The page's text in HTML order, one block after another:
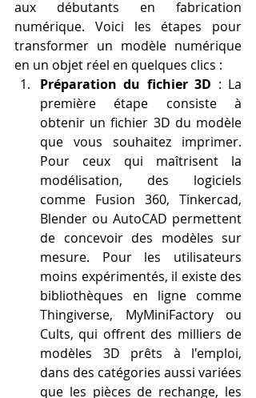
aux débutants en fabrication
numérique. Voici les étapes pour
transformer un modèle numérique
en un objet réel en quelques clics :
Préparation du fichier 3D : La
première étape consiste à
obtenir un fichier 3D du modèle
que vous souhaitez imprimer.
Pour ceux qui maîtrisent la
modélisation, des logiciels
comme Fusion 360, Tinkercad,
Blender ou AutoCAD permettent
de concevoir des modèles sur
mesure. Pour les utilisateurs
moins expérimentés, il existe des
bibliothèques en ligne comme
Thingiverse, MyMiniFactory ou
Cults, qui offrent des milliers de
modèles 3D prêts à l'emploi,
dans des catégories aussi variées
que les pièces de rechange, les